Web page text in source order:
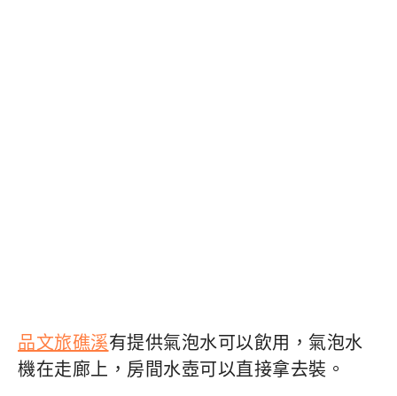
品文旅礁溪有提供氣泡水可以飲用，氣泡水
機在走廊上，房間水壺可以直接拿去裝。